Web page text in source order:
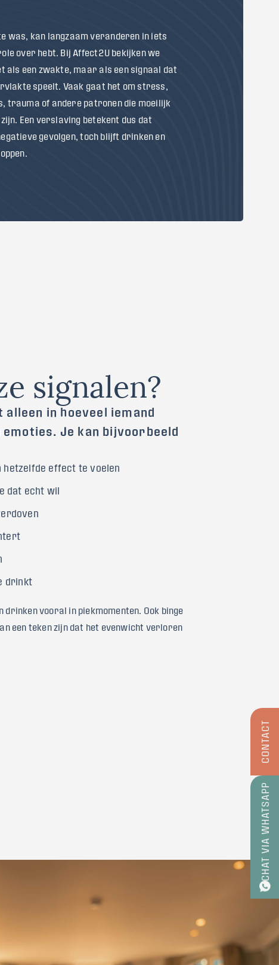
was, kan langzaam veranderen in iets
over hebt. Bij Affect2U bekijken we
als een zwakte, maar als een signaal dat
speelt. Vaak gaat het om stress,
trauma of andere patronen die moeilijk
Een verslaving betekent dus dat
gevolgen, toch blijft drinken en
CHAT VIA WHATSAPP
CONTACT
e signalen?
in hoeveel iemand
Je kan bijvoorbeeld
hetzelfde effect te voelen
dat echt wil
drinkt
vooral in piekmomenten. Ook binge
een teken zijn dat het evenwicht verloren